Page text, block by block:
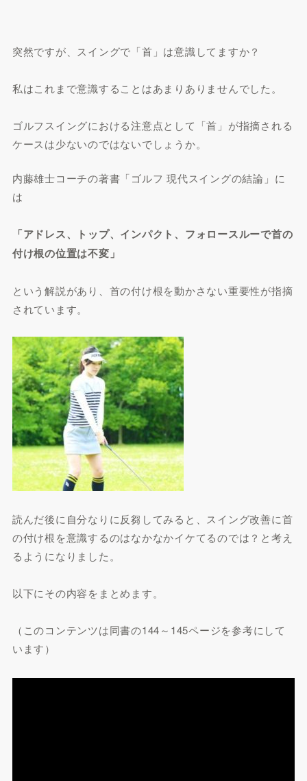
突然ですが、スイングで「首」は意識してますか？
私はこれまで意識することはあまりありませんでした。
ゴルフスイングにおける注意点として「首」が指摘される
ケースは少ないのではないでしょうか。
内藤雄士コーチの著書「ゴルフ 現代スイングの結論」に
は
「アドレス、トップ、インパクト、フォロースルーで首の
付け根の位置は不変」
という解説があり、首の付け根を動かさない重要性が指摘
されています。
読んだ後に自分なりに反芻してみると、スイング改善に首
の付け根を意識するのはなかなかイケてるのでは？と考え
るようになりました。
以下にその内容をまとめます。
（このコンテンツは同書の144～145ページを参考にして
います）